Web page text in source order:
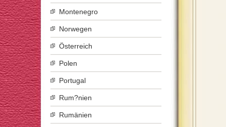
Montenegro
Norwegen
Österreich
Polen
Portugal
Rum?nien
Rumänien